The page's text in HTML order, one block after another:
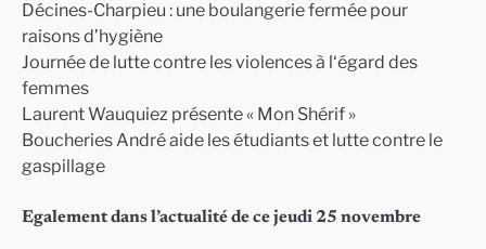
Décines-Charpieu : une boulangerie fermée pour
raisons d’hygiène
Journée de lutte contre les violences à l‘égard des
femmes
Laurent Wauquiez présente « Mon Shérif »
Boucheries André aide les étudiants et lutte contre le
gaspillage
Egalement dans l’actualité de ce jeudi 25 novembre